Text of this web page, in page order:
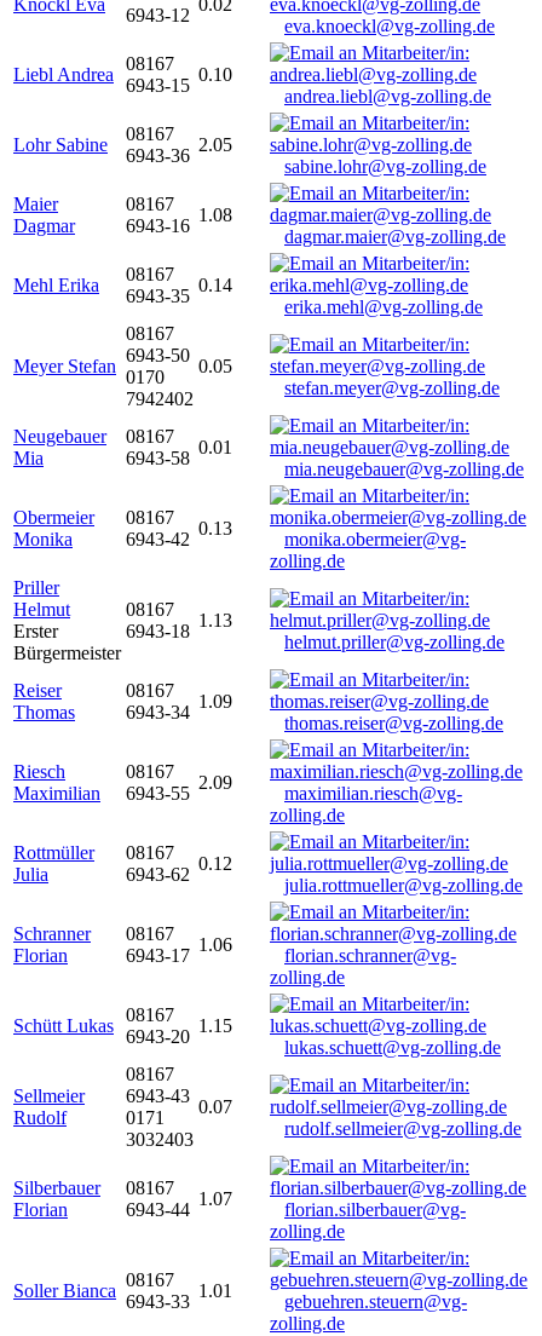
Knöckl Eva
6943-12
0.02
eva.knoeckl@vg-zolling.de
Liebl Andrea
08167
6943-15
0.10
andrea.liebl@vg-zolling.de
Lohr Sabine
08167
6943-36
2.05
sabine.lohr@vg-zolling.de
Maier
Dagmar
08167
6943-16
1.08
dagmar.maier@vg-zolling.de
Mehl Erika
08167
6943-35
0.14
erika.mehl@vg-zolling.de
Meyer Stefan
08167
6943-50
0170
7942402
0.05
stefan.meyer@vg-zolling.de
Neugebauer
Mia
08167
6943-58
0.01
mia.neugebauer@vg-zolling.de
Obermeier
Monika
08167
6943-42
0.13
monika.obermeier@vg-
zolling.de
Priller
Helmut
Erster
Bürgermeister
08167
6943-18
1.13
helmut.priller@vg-zolling.de
Reiser
Thomas
08167
6943-34
1.09
thomas.reiser@vg-zolling.de
Riesch
Maximilian
08167
6943-55
2.09
maximilian.riesch@vg-
zolling.de
Rottmüller
Julia
08167
6943-62
0.12
julia.rottmueller@vg-zolling.de
Schranner
Florian
08167
6943-17
1.06
florian.schranner@vg-
zolling.de
Schütt Lukas
08167
6943-20
1.15
lukas.schuett@vg-zolling.de
Sellmeier
Rudolf
08167
6943-43
0171
3032403
0.07
rudolf.sellmeier@vg-zolling.de
Silberbauer
Florian
08167
6943-44
1.07
florian.silberbauer@vg-
zolling.de
Soller Bianca
08167
6943-33
1.01
gebuehren.steuern@vg-
zolling.de